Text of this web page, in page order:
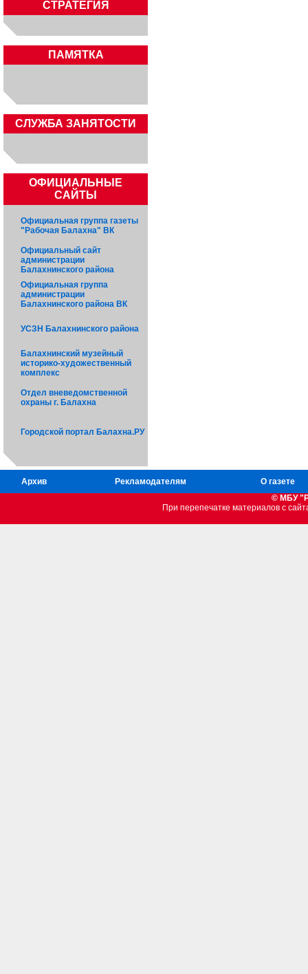
СТРАТЕГИЯ
ПАМЯТКА
CЛУЖБА ЗАНЯТОСТИ
ОФИЦИАЛЬНЫЕ
САЙТЫ
Официальная группа газеты
"Рабочая Балахна" ВК
Официальный сайт
администрации
Балахнинского района
Официальная группа
администрации
Балахнинского района ВК
УСЗН Балахнинского района
Балахнинский музейный
историко-художественный
комплекс
Отдел вневедомственной
охраны г. Балахна
Городской портал Балахна.РУ
Архив Рекламодателям
О газете
© МБУ
При перепечатке материалов c